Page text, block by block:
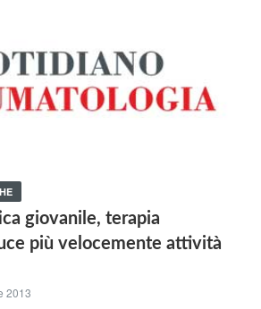
giovanile, terapia
più velocemente attività
2013